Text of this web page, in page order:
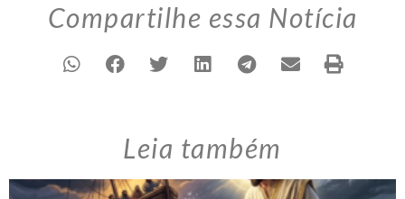
Compartilhe essa Notícia
Leia também